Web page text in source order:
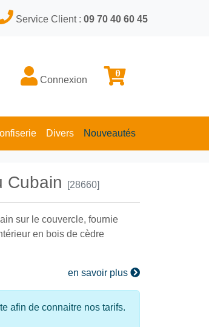
Service Client : 09 70 40 60 45
Connexion
0
Divers Nouveautés
Cubain [28660]
sur le couvercle, fournie
en bois de cèdre
en savoir plus
afin de connaitre nos tarifs.